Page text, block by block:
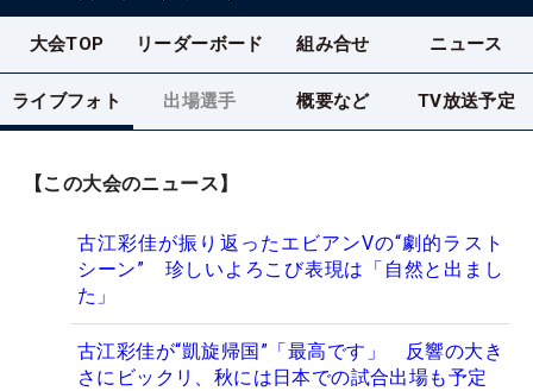
大会TOP リーダーボード 組み合せ ニュース
ライブフォト 出場選手 概要など TV放送予定
【この大会のニュース】
古江彩佳が振り返ったエビアンVの“劇的ラスト
シーン” 珍しいよろこび表現は「自然と出まし
た」
古江彩佳が“凱旋帰国”「最高です」 反響の大き
さにビックリ、秋には日本での試合出場も予定